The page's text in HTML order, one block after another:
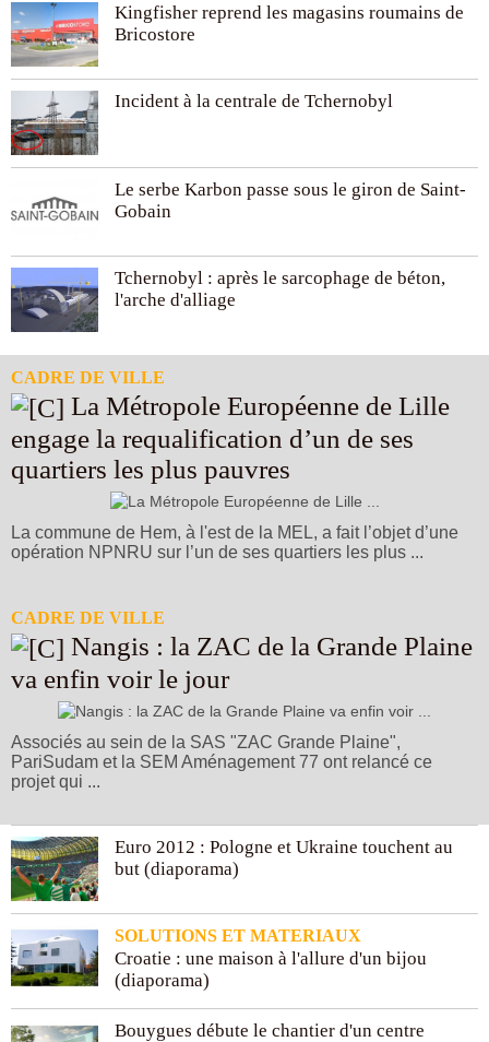
Kingfisher reprend les magasins roumains de
Bricostore
Incident à la centrale de Tchernobyl
Le serbe Karbon passe sous le giron de Saint-
Gobain
Tchernobyl : après le sarcophage de béton,
l'arche d'alliage
CADRE DE VILLE
engage la requalification d’un de ses
quartiers les plus pauvres
La commune de Hem, à l'est de la MEL, a fait l’objet d’une
opération NPNRU sur l’un de ses quartiers les plus ...
CADRE DE VILLE
va enfin voir le jour
Associés au sein de la SAS "ZAC Grande Plaine",
PariSudam et la SEM Aménagement 77 ont relancé ce
projet qui ...
Euro 2012 : Pologne et Ukraine touchent au
but (diaporama)
SOLUTIONS ET MATERIAUX
Croatie : une maison à l'allure d'un bijou
(diaporama)
Bouygues débute le chantier d'un centre